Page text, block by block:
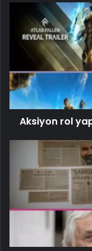
Aksiyon rol